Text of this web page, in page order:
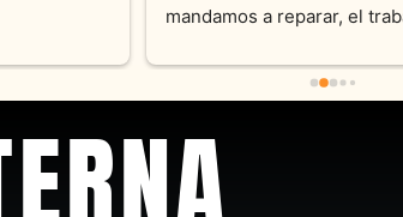
pieza y siempre satisfecha
recomendable